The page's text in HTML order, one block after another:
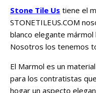
Stone Tile Us tiene el
STONETILEUS.COM
blanco elegante
Nosotros los tenemos
El Marmol es un
para los contratistas
hogar un aspecto